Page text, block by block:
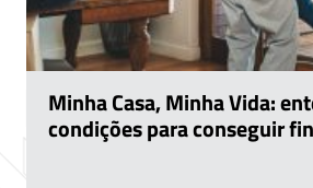
Minha Casa, Minha Vida:
condições para conseguir